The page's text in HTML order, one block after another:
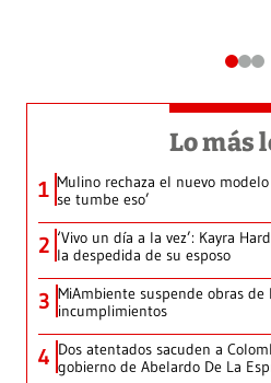
Lo más
1 Mulino rechaza el nuevo
se tumbe eso’
2 ‘Vivo un día a la vez’: Kayra
la despedida de su esposo
3 MiAmbiente suspende obras
incumplimientos
4 Dos atentados sacuden a
gobierno de Abelardo De La